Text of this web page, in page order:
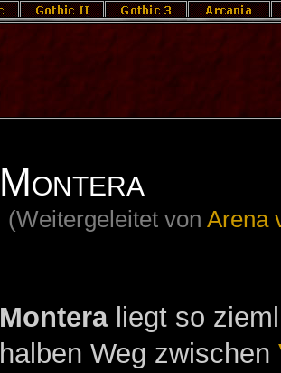
Montera
(Weitergeleitet vonArena
Monteraliegt so
halben Weg zwischen